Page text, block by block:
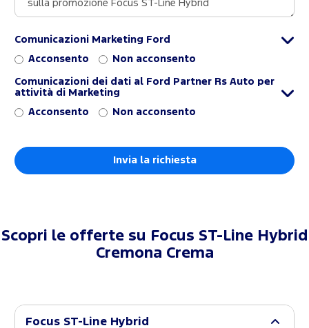
Comunicazioni Marketing Ford
Acconsento Non acconsento
Comunicazioni dei dati al Ford Partner Rs Auto per
attività di Marketing
Acconsento Non acconsento
Scopri le offerte su Focus ST-Line Hybrid
Cremona Crema
Focus ST-Line Hybrid